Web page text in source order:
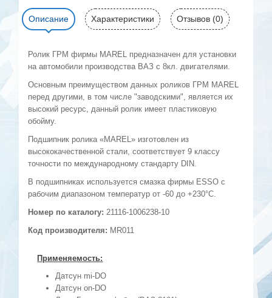
Описание Характеристики Отзывов (0)
Ролик ГРМ фирмы MAREL предназначен для установки
на автомобили производства ВАЗ с 8кл. двигателями.
Основным преимуществом данных роликов ГРМ MAREL
перед другими, в том числе "заводскими", является их
высокий ресурс, данный ролик имеет пластиковую
обойму.
Подшипник ролика «MAREL» изготовлен из
высококачественной стали, соответствует 9 классу
точности по международному стандарту DIN.
В подшипниках используется смазка фирмы ESSO с
рабочим диапазоном температур от -60 до +230°C.
Номер по каталогу: 21116-1006238-10
Код производителя: MR011
Применяемость:
Датсун mi-DO
Датсун on-DO